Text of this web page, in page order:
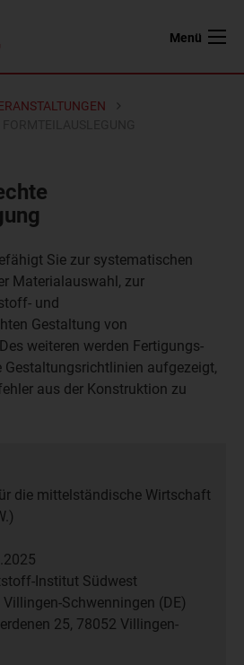
Menü
Sie zur systematischen
Materialauswahl, zur
und
Gestaltung von
weiteren werden Fertigungs-
aufgezeigt,
aus der Konstruktion zu
die mittelständische Wirtschaft
Institut Südwest
Schwenningen (DE)
25, 78052 Villingen-